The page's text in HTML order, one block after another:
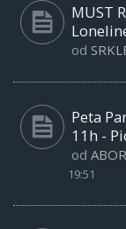
MUST
od
Peta
11h -
od
19:51